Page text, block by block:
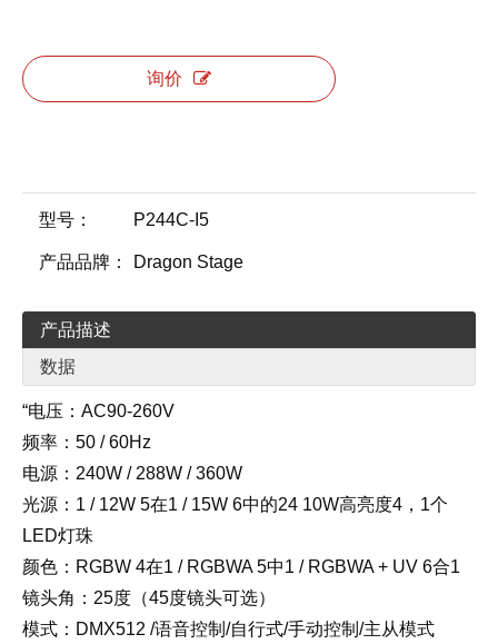
询价
型号： P244C-I5
产品品牌： Dragon Stage
产品描述
数据
“电压：AC90-260V
频率：50 / 60Hz
电源：240W / 288W / 360W
光源：1 / 12W 5在1 / 15W 6中的24 10W高亮度4，1个
LED灯珠
颜色：RGBW 4在1 / RGBWA 5中1 / RGBWA + UV 6合1
镜头角：25度（45度镜头可选）
模式：DMX512 /语音控制/自行式/手动控制/主从模式